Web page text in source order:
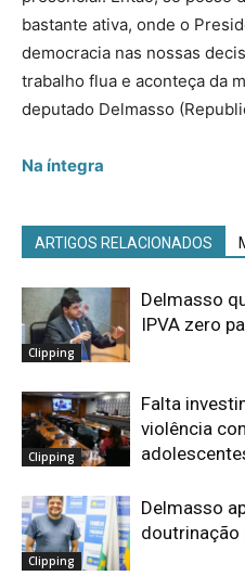
bastante ativa, onde o
democracia nas nossas
trabalho flua e aconteça da
deputado Delmasso
Na íntegra
ARTIGOS RELACIONADOS
Clipping
Delmasso
IPVA zero
Clipping
Falta
violência
Clipping
Delmasso
doutrinação